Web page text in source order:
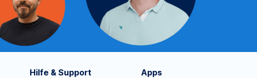
Hilfe & Support
Apps